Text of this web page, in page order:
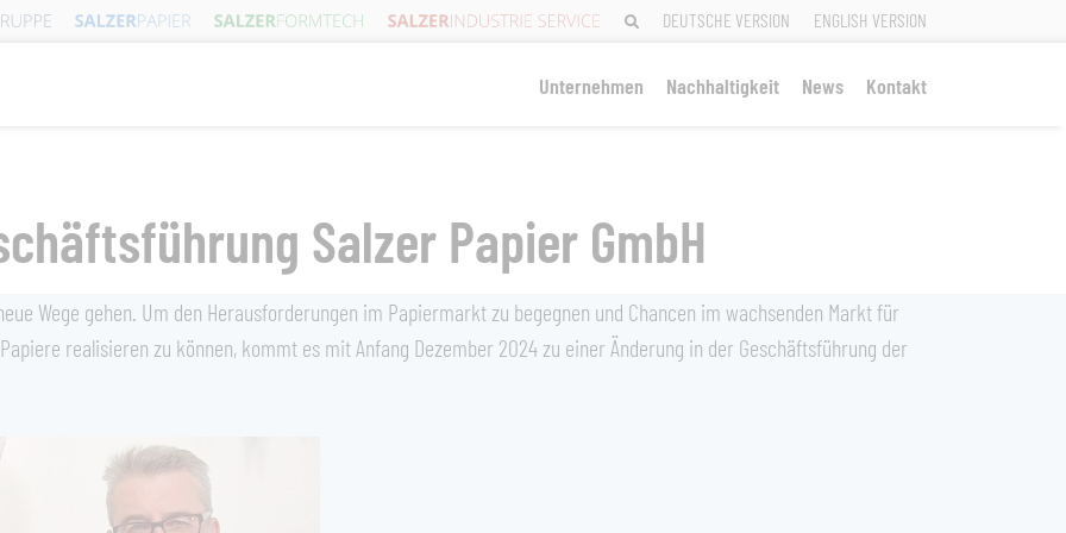
DEUTSCHE VERSION ENGLISH VERSION
Unternehmen Nachhaltigkeit News Kontakt
Salzer Papier GmbH
Wege gehen. Um den Herausforderungen im Papiermarkt zu begegnen und Chancen im wachsenden Markt für
realisieren zu können, kommt es mit Anfang Dezember 2024 zu einer Änderung in der Geschäftsführung der